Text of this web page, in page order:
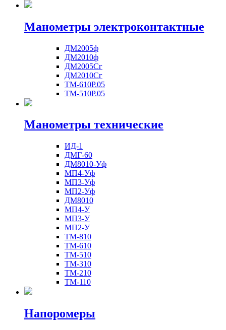
Манометры электроконтактные
ДМ2005ф
ДМ2010ф
ДМ2005Сг
ДМ2010Сг
ТМ-610Р.05
ТМ-510Р.05
Манометры технические
ИД-1
ДМГ-60
ДМ8010-Уф
МП4-Уф
МП3-Уф
МП2-Уф
ДМ8010
МП4-У
МП3-У
МП2-У
ТМ-810
ТМ-610
ТМ-510
ТМ-310
ТМ-210
ТМ-110
Напоромеры